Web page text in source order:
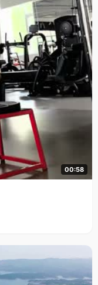
00:58